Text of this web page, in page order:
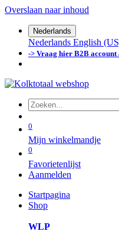
Overslaan naar inhoud
Nederlands
Nederlands English
-> Vraag hier B2B account
0
Mijn winkelmandje
0
Favorietenlijst
Aanmelden
Startpagina
Shop
WLP